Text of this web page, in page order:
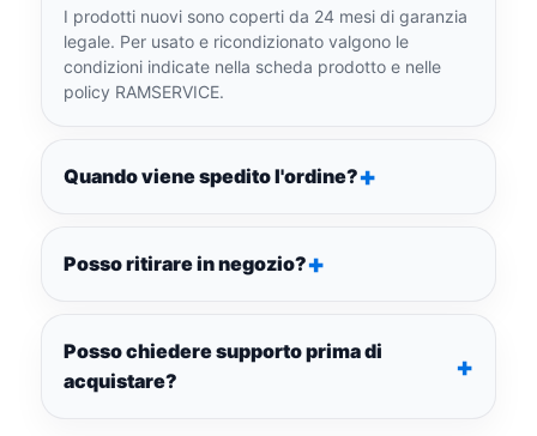
I prodotti nuovi sono coperti da 24 mesi di garanzia
legale. Per usato e ricondizionato valgono le
condizioni indicate nella scheda prodotto e nelle
policy RAMSERVICE.
Quando viene spedito l'ordine?
Posso ritirare in negozio?
Posso chiedere supporto prima di
acquistare?